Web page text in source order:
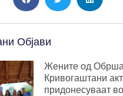
Објави
Жените од
Кривогаштани
придонесуваат